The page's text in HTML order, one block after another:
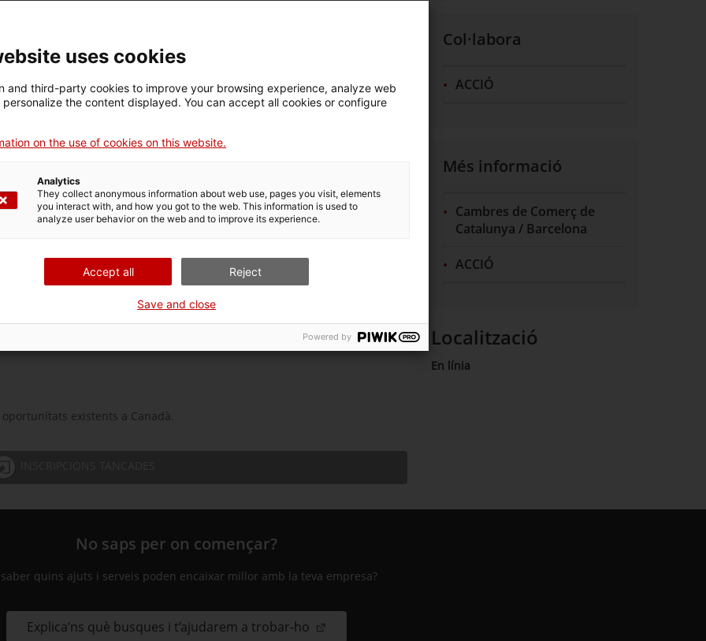
data, se celebrarà el dia 5 de febrer.
lesoportunitats de negoci a Canadà.
en el mercat de Canadà, especialment dels sectors amb més
(TIC), Alimentació, Indústries culturals, Indústries del disseny,
salut, Química, energia i recursos i Sistemes industrials
prevista per al mes de juny d'enguany
missió que s'hi durà a terme.
existents a Canadà.
Col·labora
ACCIÓ
Més informació
Cambres de Comerç de
Catalunya / Barcelona
ACCIÓ
Localització
En línia
No saps per on començar?
quins ajuts i serveis poden encaixar millor amb la teva empresa?
Explica’ns què busques i t’ajudarem a trobar-ho
uses cookies
and third-party cookies to improve your browsing experience, analyze web
the content displayed. You can accept all cookies or configure
on the use of cookies on this website.
Analytics
They collect anonymous information about web use, pages you visit, elements
you interact with, and how you got to the web. This information is used to
analyze user behavior on the web and to improve its experience.
Accept all Reject
Save and close
Powered by